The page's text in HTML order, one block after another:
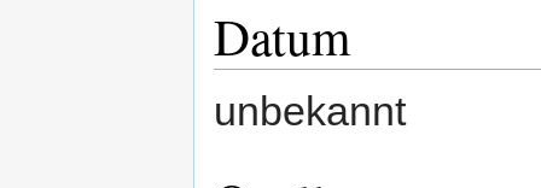
Datum
unbekannt